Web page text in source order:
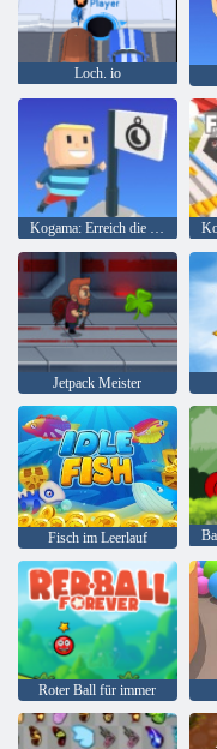
Loch. io
Kogama: Erreich die Flagge
Jetpack Meister
Fisch im Leerlauf
Roter Ball für immer